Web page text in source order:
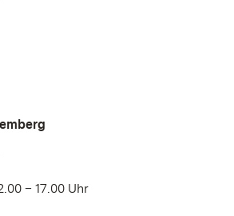
– 17.00 Uhr